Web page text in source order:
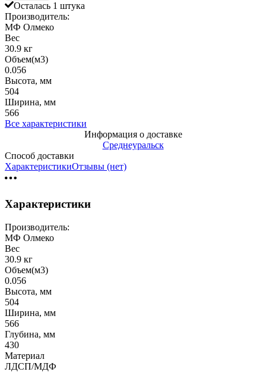
Осталась 1 штука
Производитель:
МФ Олмеко
Вес
30.9 кг
Объем(м3)
0.056
Высота, мм
504
Ширина, мм
566
Все характеристики
Информация о доставке
Среднеуральск
Способ доставки
ХарактеристикиОтзывы (нет)
Характеристики
Производитель:
МФ Олмеко
Вес
30.9 кг
Объем(м3)
0.056
Высота, мм
504
Ширина, мм
566
Глубина, мм
430
Материал
ЛДСП/МДФ